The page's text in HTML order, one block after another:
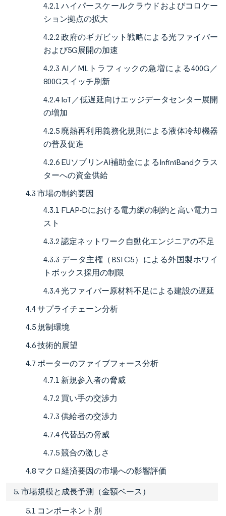
4.2.1 ハイパースケールクラウドおよびコロケー
ション拠点の拡大
4.2.2 政府のギガビット戦略による光ファイバー
および5G展開の加速
4.2.3 AI／MLトラフィックの急増による400G／
800Gスイッチ刷新
4.2.4 IoT／低遅延向けエッジデータセンター展開
の増加
4.2.5 廃熱再利用義務化規則による液体冷却機器
の普及促進
4.2.6 EUソブリンAI補助金によるInfiniBandクラス
ターへの資金供給
4.3 市場の制約要因
4.3.1 FLAP-Dにおける電力網の制約と高い電力コ
スト
4.3.2 認定ネットワーク自動化エンジニアの不足
4.3.3 データ主権（BSI C5）による外国製ホワイ
トボックス採用の制限
4.3.4 光ファイバー原材料不足による建設の遅延
4.4 サプライチェーン分析
4.5 規制環境
4.6 技術的展望
4.7 ポーターのファイブフォース分析
4.7.1 新規参入者の脅威
4.7.2 買い手の交渉力
4.7.3 供給者の交渉力
4.7.4 代替品の脅威
4.7.5 競合の激しさ
4.8 マクロ経済要因の市場への影響評価
5. 市場規模と成長予測（金額ベース）
5.1 コンポーネント別